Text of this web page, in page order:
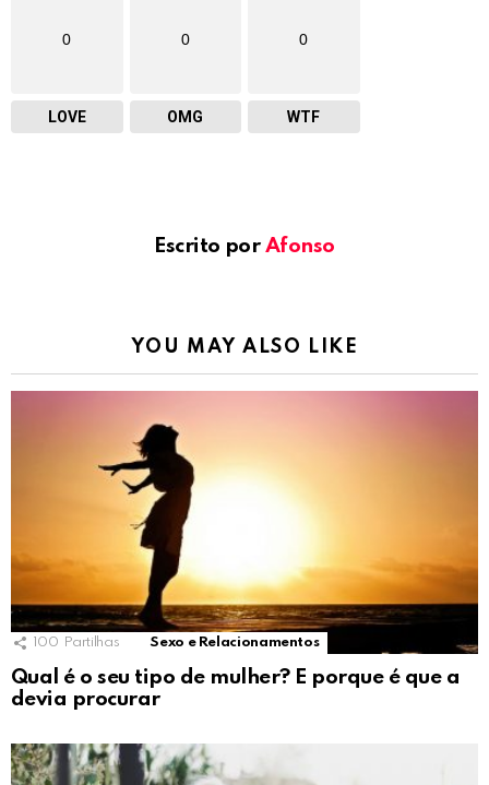
0
LOVE
0
OMG
0
WTF
Escrito por Afonso
YOU MAY ALSO LIKE
100 Partilhas Sexo e Relacionamentos
Qual é o seu tipo de mulher? E porque é que a
devia procurar